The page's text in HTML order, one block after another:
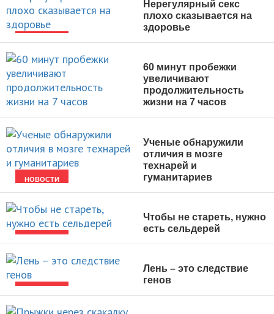
НОВОСТИ
Нерегулярный секс
плохо сказывается на
здоровье
НОВОСТИ
60 минут пробежки
увеличивают
продолжительность
жизни на 7 часов
НОВОСТИ
Ученые обнаружили
отличия в мозге
технарей и
гуманитариев
Чтобы не стареть, нужно
есть сельдерей
Лень – это следствие
генов